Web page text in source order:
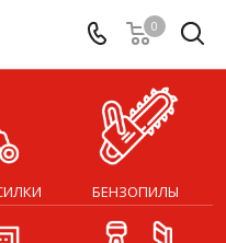
0
БЕНЗОПИЛЫ